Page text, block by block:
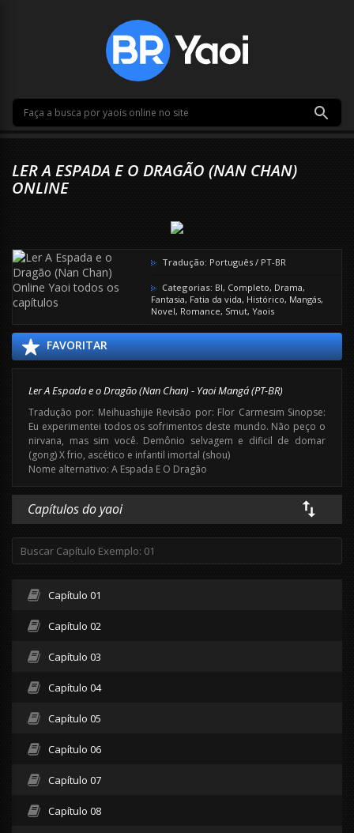
LER A ESPADA E O DRAGÃO (NAN CHAN)
ONLINE
Tradução: Português / PT-BR
Categorias: Bl, Completo, Drama,
Fantasia, Fatia da vida, Histórico, Mangás,
Novel, Romance, Smut, Yaois
FAVORITAR
Ler A Espada e o Dragão (Nan Chan) - Yaoi Mangá (PT-BR)
Tradução por: Meihuashijie Revisão por: Flor Carmesim Sinopse:
Eu experimentei todos os sofrimentos deste mundo. Não peço o
nirvana, mas sim você. Demônio selvagem e dificil de domar
(gong) X frio, ascético e infantil imortal (shou)
Nome alternativo: A Espada E O Dragão
Capítulos do yaoi
Capítulo 01
Capítulo 02
Capítulo 03
Capítulo 04
Capítulo 05
Capítulo 06
Capítulo 07
Capítulo 08